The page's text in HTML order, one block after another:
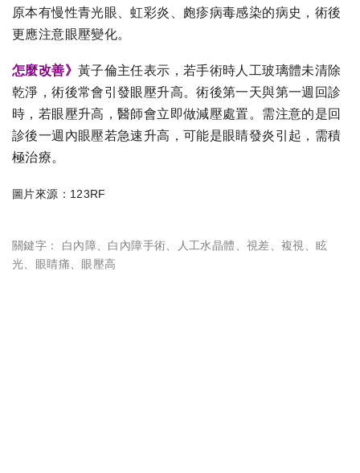
原本有慢性青光眼、虹彩炎、皰疹病毒感染的病史，術後
更應注意眼壓變化。
怎麼改善》 黃子倫主任表示，若手術時人工玻璃體未清除
乾淨，術後常會引發眼壓升高。術後第一天與第一週回診
時，若眼壓升高，醫師會立即做減壓處置。需注意的是回
診後一週內眼壓若急速升高，可能是眼睛發炎引起，需積
極治療。
圖片來源：123RF
關鍵字： 白內障 白內障手術 人工水晶體 視差 複視 、眩
光
眼睛痛 眼壓高